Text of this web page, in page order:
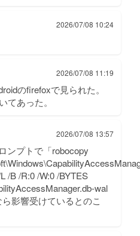
2026/07/08 10:24
2026/07/08 11:19
のfirefoxで見られた。
てあった。
2026/07/08 13:57
ンプトで「robocopy
/B /R:0 /W:0 /BYTES
wal
影響受けているとのこ